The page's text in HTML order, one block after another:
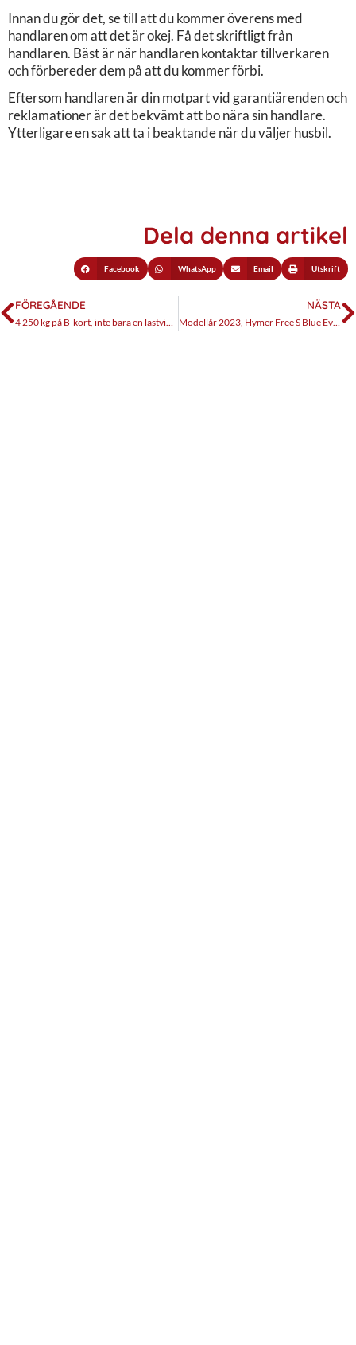
Innan du gör det, se till att du kommer överens med
handlaren om att det är okej. Få det skriftligt från
handlaren. Bäst är när handlaren kontaktar tillverkaren
och förbereder dem på att du kommer förbi.
Eftersom handlaren är din motpart vid garantiärenden och
reklamationer är det bekvämt att bo nära sin handlare.
Ytterligare en sak att ta i beaktande när du väljer husbil.
Dela denna artikel
Facebook WhatsApp Email Utskrift
FÖREGÅENDE
4 250 kg på B-kort, inte bara en lastviktfråga
NÄSTA
Modellår 2023, Hymer Free S Blue Evolution